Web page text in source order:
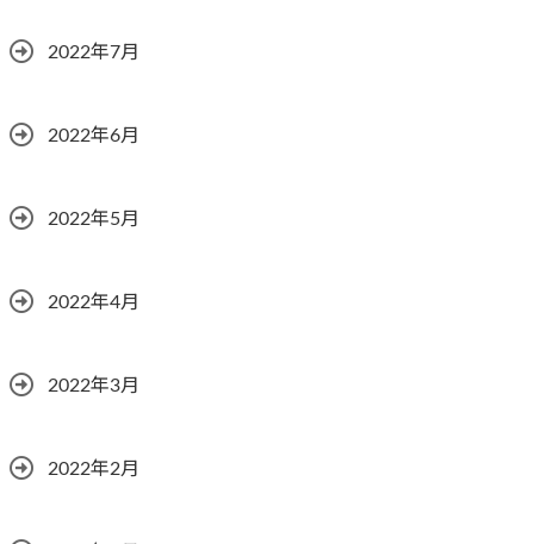
2022年7月
2022年6月
2022年5月
2022年4月
2022年3月
2022年2月